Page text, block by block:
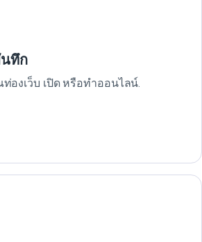
ทึก
องเว็บ เปิด หรือทำออนไลน์.